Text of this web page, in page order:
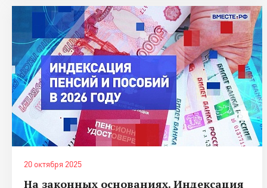
20 октября 2025
На законных основаниях. Индексация